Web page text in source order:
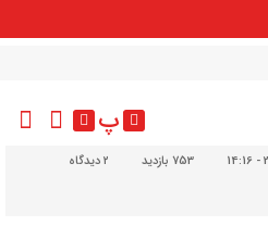
پ
753 بازدید
دیدگاه